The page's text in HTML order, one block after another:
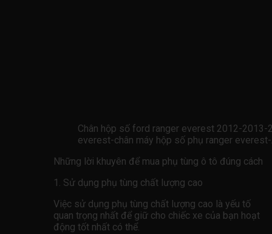
Chân hộp số ford ranger everest 2012-
everest-chân máy hộp số phụ ranger
Những lời khuyên để mua phụ tùng ô tô đúng cách
1. Sử dụng phụ tùng chất lượng cao
Việc sử dụng phụ tùng chất lượng cao là yếu tố
quan trọng nhất để giữ cho chiếc xe của bạn hoạt
động tốt nhất có thể.